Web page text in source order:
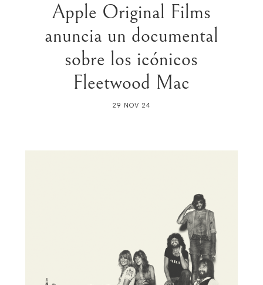
Apple Original Films
anuncia un documental
sobre los icónicos
Fleetwood Mac
29 NOV 24